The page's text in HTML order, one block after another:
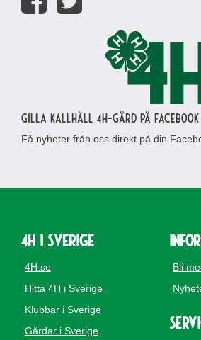
Gilla Kallhäll 4H-gård på Facebook
Få nyheter från oss direkt på din
4H i Sverige
4H.se
Hitta 4H i Sverige
Klubbar i Sverige
Gårdar i Sverige
Bli